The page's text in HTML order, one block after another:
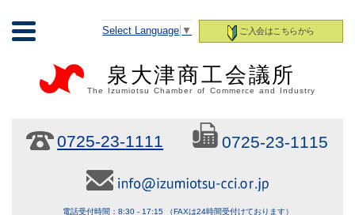
ご入会はこちらから
Select Language ▼
泉大津商工会議所
The Izumiotsu Chamber of Commerce and Industry
0725-23-1111 0725-23-1115
電話受付時間：8:30 - 17:15 （FAXは24時間受付けております）